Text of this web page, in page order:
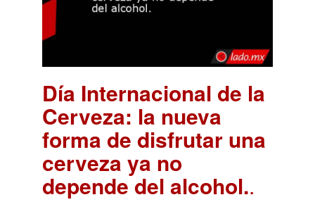
Día Internacional de la
Cerveza: la nueva
forma de disfrutar una
cerveza ya no
depende del alcohol..